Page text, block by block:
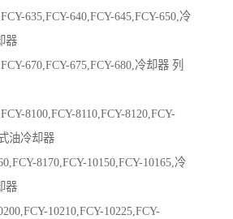
635,FCY-640,FCY-645,FCY-650,冷
器
670,FCY-675,FCY-680,冷却器 列
8100,FCY-8110,FCY-8120,FCY-
油冷却器
8170,FCY-10150,FCY-10165,冷
器
10210,FCY-10225,FCY-